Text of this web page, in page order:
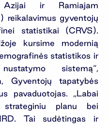
Azijai ir Ramiajam
reikalavimus gyventojų
statistikai (CRVS).
kursime modernią
statistikos ir
sistemą“,
Gyventojų tapatybės
pavaduotojas. „Labai
strateginiu planu bei
Tai sudėtingas ir